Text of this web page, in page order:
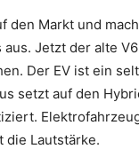
den Markt und
aus. Jetzt der alte
Der EV ist ein
setzt auf den
die Lautstärke.